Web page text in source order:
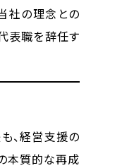
社の理念との
表職を辞任す
、経営支援の
本質的な再成